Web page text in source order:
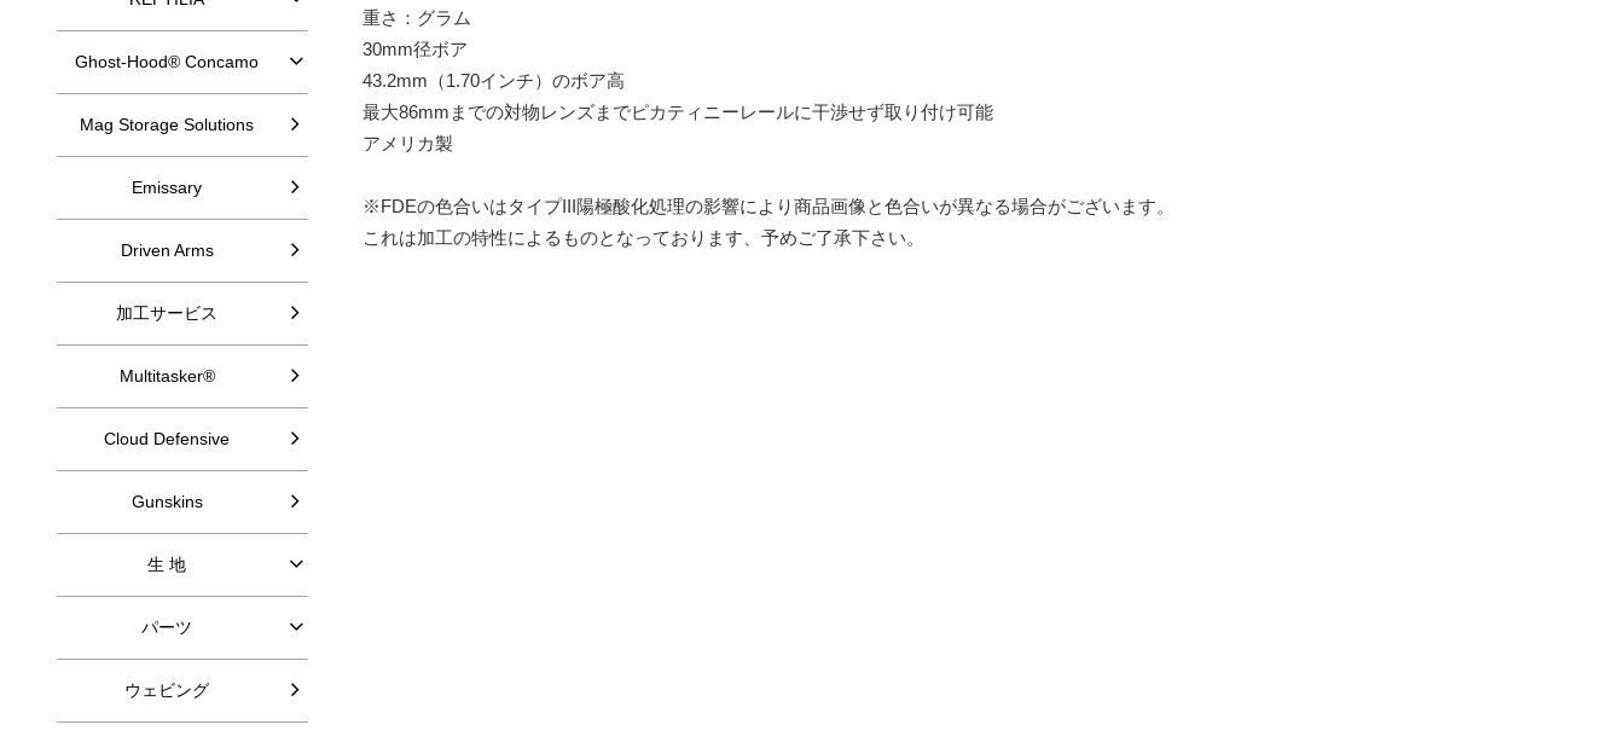
重さ：グラム
30mm径ボア
43.2mm（1.70インチ）のボア高
最大86mmまでの対物レンズまでピカティニーレールに干渉せず取り付け可能
アメリカ製
※FDEの色合いはタイプIII陽極酸化処理の影響により商品画像と色合いが異なる場合がございます。
これは加工の特性によるものとなっております、予めご了承下さい。
Ghost-Hood® Concamo
Mag Storage Solutions
Emissary
Driven Arms
加工サービス
Multitasker®
Cloud Defensive
Gunskins
生 地
パーツ
ウェビング